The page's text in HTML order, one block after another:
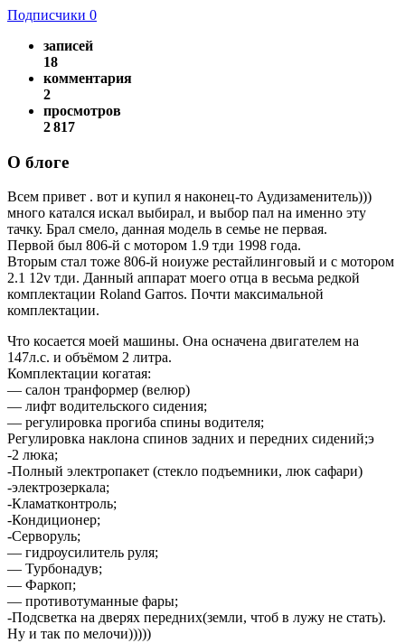
Подписчики 0
записей
18
комментария
2
просмотров
2 817
О блоге
Всем привет . вот и купил я наконец-то Аудизаменитель)))
много катался искал выбирал, и выбор пал на именно эту
тачку. Брал смело, данная модель в семье не первая.
Первой был 806-й с мотором 1.9 тди 1998 года.
Вторым стал тоже 806-й ноиуже рестайлинговый и с мотором
2.1 12v тди. Данный аппарат моего отца в весьма редкой
комплектации Roland Garros. Почти максимальной
комплектации.
Что косается моей машины. Она осначена двигателем на
147л.с. и объёмом 2 литра.
Комплектации когатая:
— салон транформер (велюр)
— лифт водительского сидения;
— регулировка прогиба спины водителя;
Регулировка наклона спинов задних и передних сидений;э
-2 люка;
-Полный электропакет (стекло подъемники, люк сафари)
-электрозеркала;
-Кламатконтроль;
-Кондиционер;
-Серворуль;
— гидроусилитель руля;
— Турбонадув;
— Фаркоп;
— противотуманные фары;
-Подсветка на дверях передних(земли, чтоб в лужу не стать).
Ну и так по мелочи)))))